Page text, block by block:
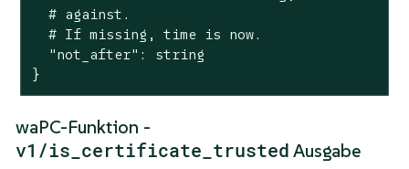
  # against.
  # If missing, time is now.
  "not_after": string
}
waPC-Funktion -
v1/is_certificate_trusted Ausgabe